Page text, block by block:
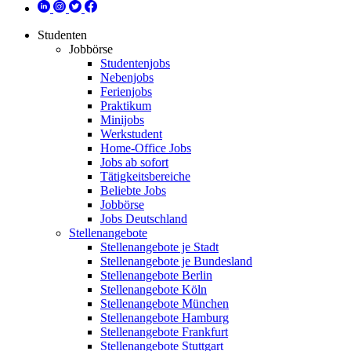
Studenten
Jobbörse
Studentenjobs
Nebenjobs
Ferienjobs
Praktikum
Minijobs
Werkstudent
Home-Office Jobs
Jobs ab sofort
Tätigkeitsbereiche
Beliebte Jobs
Jobbörse
Jobs Deutschland
Stellenangebote
Stellenangebote je Stadt
Stellenangebote je Bundesland
Stellenangebote Berlin
Stellenangebote Köln
Stellenangebote München
Stellenangebote Hamburg
Stellenangebote Frankfurt
Stellenangebote Stuttgart